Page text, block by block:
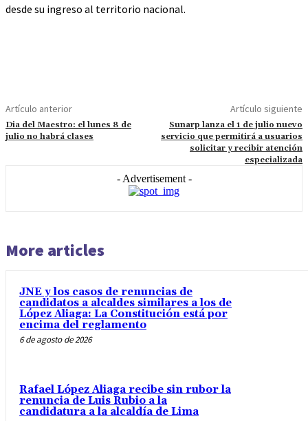
desde su ingreso al territorio nacional.
Artículo anterior
Dia del Maestro: el lunes 8 de
julio no habrá clases
Artículo siguiente
Sunarp lanza el 1 de julio nuevo
servicio que permitirá a usuarios
solicitar y recibir atención
especializada
- Advertisement -
More articles
JNE y los casos de renuncias de
candidatos a alcaldes similares a los de
López Aliaga: La Constitución está por
encima del reglamento
6 de agosto de 2026
Rafael López Aliaga recibe sin rubor la
renuncia de Luis Rubio a la
candidatura a la alcaldía de Lima